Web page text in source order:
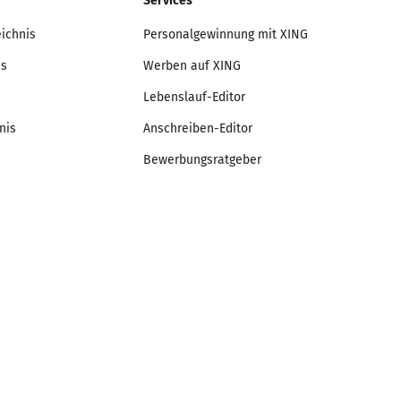
Personalgewinnung mit XING
Werben auf XING
Lebenslauf-Editor
Anschreiben-Editor
Bewerbungsratgeber